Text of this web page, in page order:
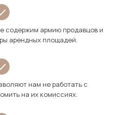
содержим армию продавцов и
арендных площадей.
нам не работать с
на их комиссиях.